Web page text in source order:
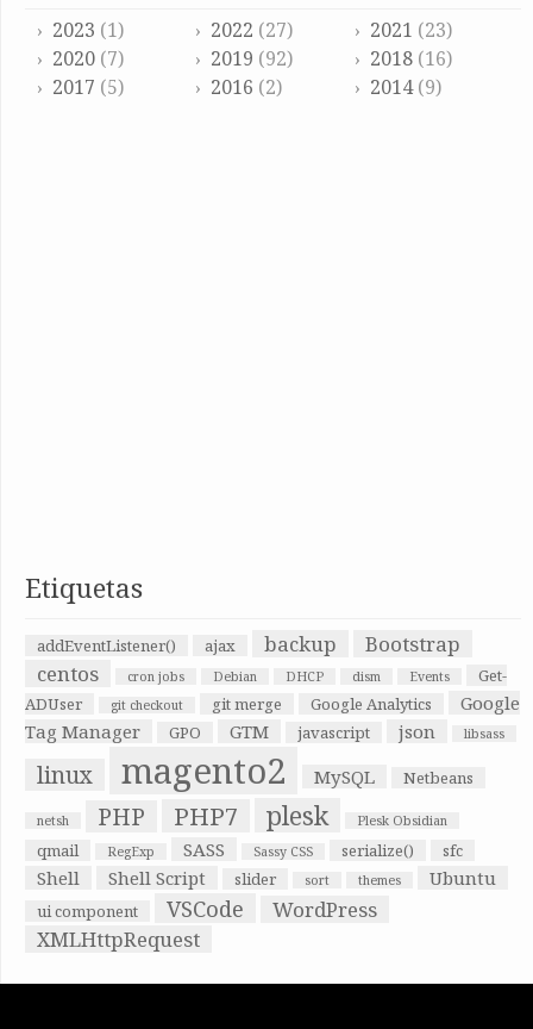
2023 (1) 2022 (27) 2021 (23)
2020 (7) 2019 (92) 2018(16)
2017 (5) 2016 (2) 2014(9)
Etiquetas
addEventListener() ajax backup
Bootstrap
centos
cron jobs Debian DHCP dism Events
Get-
ADUser
git checkout git merge Google Analytics
Google
Tag Manager
GPO GTM javascript json libsass
linux magento2 MySQL Netbeans
netsh PHP PHP7 plesk Plesk Obsidian
qmail RegExp SASS Sassy CSS serialize() sfc
Shell Shell Script slider sort themes Ubuntu
ui component VSCode
WordPress
XMLHttpRequest